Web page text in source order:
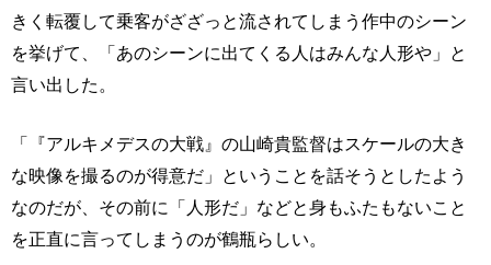
きく転覆して乗客がざざっと流されてしまう作中のシーン
を挙げて、「あのシーンに出てくる人はみんな人形や」と
言い出した。
「『アルキメデスの大戦』の山崎貴監督はスケールの大き
な映像を撮るのが得意だ」ということを話そうとしたよう
なのだが、その前に「人形だ」などと身もふたもないこと
を正直に言ってしまうのが鶴瓶らしい。